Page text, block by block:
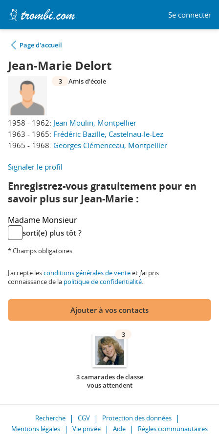
Se connecter
Page d'accueil
Jean-Marie Delort
1958 - 1962: Jean Moulin, Montpellier
1963 - 1965: Frédéric Bazille, Castelnau-le-Lez
1965 - 1968: Georges Clémenceau, Montpellier
3 Amis d'école
Signaler le profil
Enregistrez-vous gratuitement pour en
savoir plus sur Jean-Marie :
Madame Monsieur
sorti(e) plus tôt ?
* Champs obligatoires
J'accepte lesconditions générales de venteet j'ai pris
connaissance de la politique de confidentialité.
Ajouter à vos contacts
3
3 camarades de classe
vous attendent
Recherche CGV
Protection des données
Mentions légales
Vie privée Aide Règles communautaires